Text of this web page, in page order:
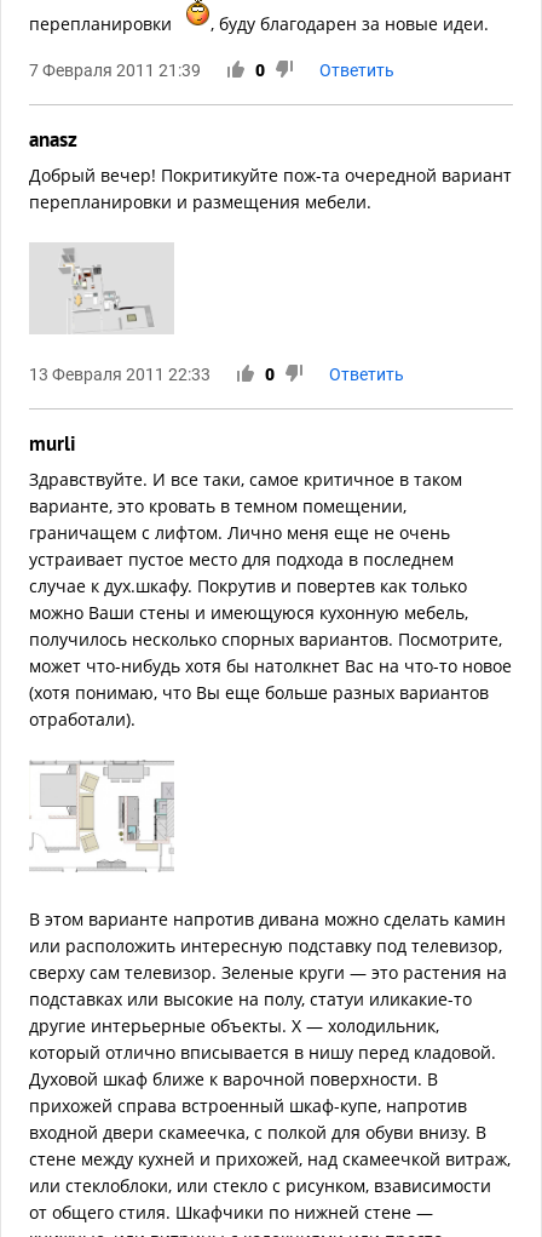
перепланировки , буду благодарен за новые идеи.
7 Февраля 2011 21:39 0 Ответить
anasz
Добрый вечер! Покритикуйте пож-та очередной вариант
перепланировки и размещения мебели.
13 Февраля 2011 22:33 0 Ответить
murli
Здравствуйте. И все таки, самое критичное в таком
варианте, это кровать в темном помещении,
граничащем с лифтом. Лично меня еще не очень
устраивает пустое место для подхода в последнем
случае к дух.шкафу. Покрутив и повертев как только
можно Ваши стены и имеющуюся кухонную мебель,
получилось несколько спорных вариантов. Посмотрите,
может что-нибудь хотя бы натолкнет Вас на что-то новое
(хотя понимаю, что Вы еще больше разных вариантов
отработали).
В этом варианте напротив дивана можно сделать камин
или расположить интересную подставку под телевизор,
сверху сам телевизор. Зеленые круги — это растения на
подставках или высокие на полу, статуи иликакие-то
другие интерьерные объекты. Х — холодильник,
который отлично вписывается в нишу перед кладовой.
Духовой шкаф ближе к варочной поверхности. В
прихожей справа встроенный шкаф-купе, напротив
входной двери скамеечка, с полкой для обуви внизу. В
стене между кухней и прихожей, над скамеечкой витраж,
или стеклоблоки, или стекло с рисунком, взависимости
от общего стиля. Шкафчики по нижней стене —